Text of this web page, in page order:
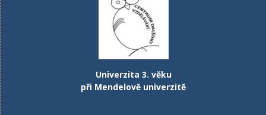
Univerzita 3. věku
při Mendelově univerzitě